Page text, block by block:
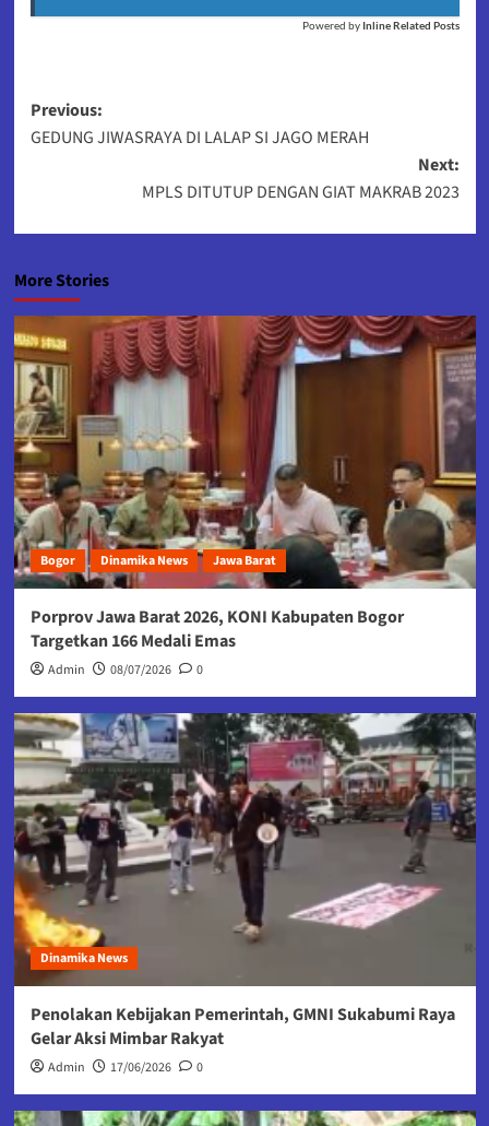
Powered by Inline Related Posts
Post
navigation
Previous:
GEDUNG JIWASRAYA DI LALAP SI JAGO MERAH
Next:
MPLS DITUTUP DENGAN GIAT MAKRAB 2023
More Stories
Bogor Dinamika News Jawa Barat
Porprov Jawa Barat 2026, KONI Kabupaten Bogor
Targetkan 166 Medali Emas
Admin 08/07/2026 0
Dinamika News
Penolakan Kebijakan Pemerintah, GMNI Sukabumi Raya
Gelar Aksi Mimbar Rakyat
Admin 17/06/2026 0